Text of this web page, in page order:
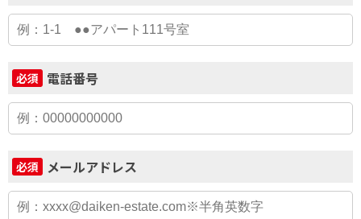
必須 電話番号
必須 メールアドレス